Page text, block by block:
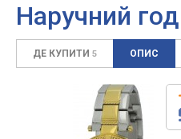
Наручний
ДЕ КУПИТИ 5 ОПИС